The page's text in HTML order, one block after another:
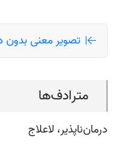
تصویر معنی بدون
مترادف‌ها
درمان‌ناپذیر، لاعلاج